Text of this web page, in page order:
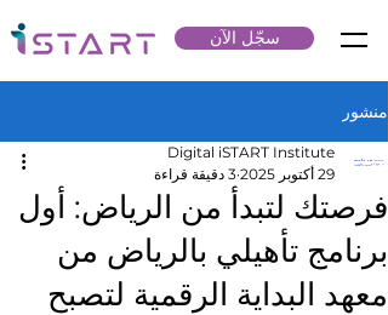
سجّل الآن
منشور
فرصتك لتبدأ من الرياض: أول
برنامج تأهيلي بالرياض من
معهد البداية الرقمية لتصبح
Digital iSTART Institute
29 أكتوبر 2025
3 دقيقة قراءة